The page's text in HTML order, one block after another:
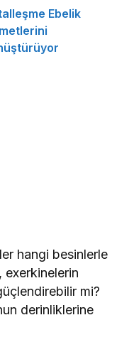
Ebelik
hangi besinlerle
exerkinelerin
mi?
derinliklerine